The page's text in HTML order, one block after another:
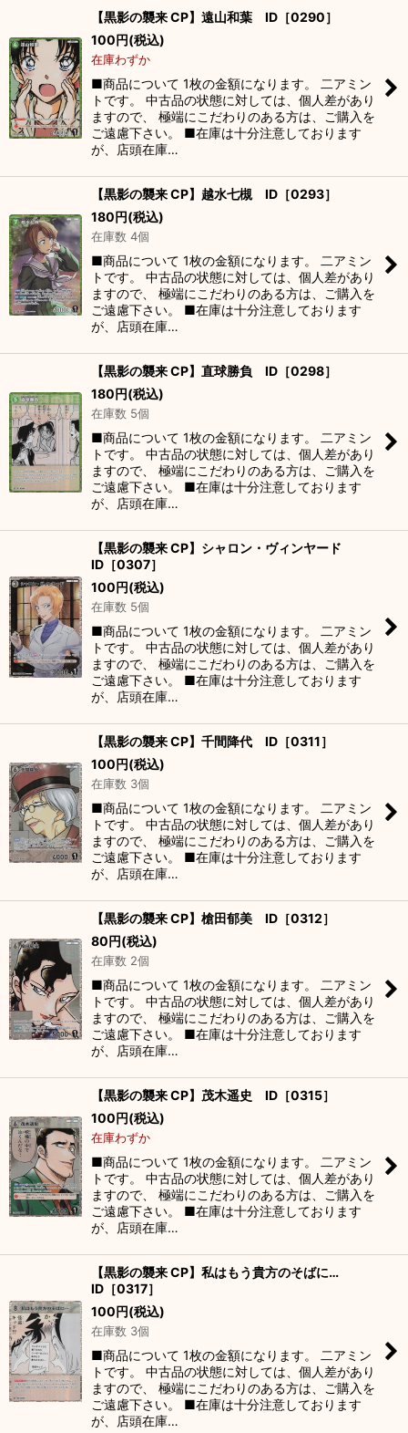
【黒影の襲来 CP】遠山和葉 ID［0290］
100円(税込)
在庫わずか
■商品について 1枚の金額になります。 二アミン
トです。 中古品の状態に対しては、個人差があり
ますので、 極端にこだわりのある方は、ご購入を
ご遠慮下さい。 ■在庫は十分注意しております
が、店頭在庫…
【黒影の襲来 CP】越水七槻 ID［0293］
180円(税込)
在庫数 4個
■商品について 1枚の金額になります。 二アミン
トです。 中古品の状態に対しては、個人差があり
ますので、 極端にこだわりのある方は、ご購入を
ご遠慮下さい。 ■在庫は十分注意しております
が、店頭在庫…
【黒影の襲来 CP】直球勝負 ID［0298］
180円(税込)
在庫数 5個
■商品について 1枚の金額になります。 二アミン
トです。 中古品の状態に対しては、個人差があり
ますので、 極端にこだわりのある方は、ご購入を
ご遠慮下さい。 ■在庫は十分注意しております
が、店頭在庫…
【黒影の襲来 CP】シャロン・ヴィンヤード
ID［0307］
100円(税込)
在庫数 5個
■商品について 1枚の金額になります。 二アミン
トです。 中古品の状態に対しては、個人差があり
ますので、 極端にこだわりのある方は、ご購入を
ご遠慮下さい。 ■在庫は十分注意しております
が、店頭在庫…
【黒影の襲来 CP】千間降代 ID［0311］
100円(税込)
在庫数 3個
■商品について 1枚の金額になります。 二アミン
トです。 中古品の状態に対しては、個人差があり
ますので、 極端にこだわりのある方は、ご購入を
ご遠慮下さい。 ■在庫は十分注意しております
が、店頭在庫…
【黒影の襲来 CP】槍田郁美 ID［0312］
80円(税込)
在庫数 2個
■商品について 1枚の金額になります。 二アミン
トです。 中古品の状態に対しては、個人差があり
ますので、 極端にこだわりのある方は、ご購入を
ご遠慮下さい。 ■在庫は十分注意しております
が、店頭在庫…
【黒影の襲来 CP】茂木遥史 ID［0315］
100円(税込)
在庫わずか
■商品について 1枚の金額になります。 二アミン
トです。 中古品の状態に対しては、個人差があり
ますので、 極端にこだわりのある方は、ご購入を
ご遠慮下さい。 ■在庫は十分注意しております
が、店頭在庫…
【黒影の襲来 CP】私はもう貴方のそばに…
ID［0317］
100円(税込)
在庫数 3個
■商品について 1枚の金額になります。 二アミン
トです。 中古品の状態に対しては、個人差があり
ますので、 極端にこだわりのある方は、ご購入を
ご遠慮下さい。 ■在庫は十分注意しております
が、店頭在庫…